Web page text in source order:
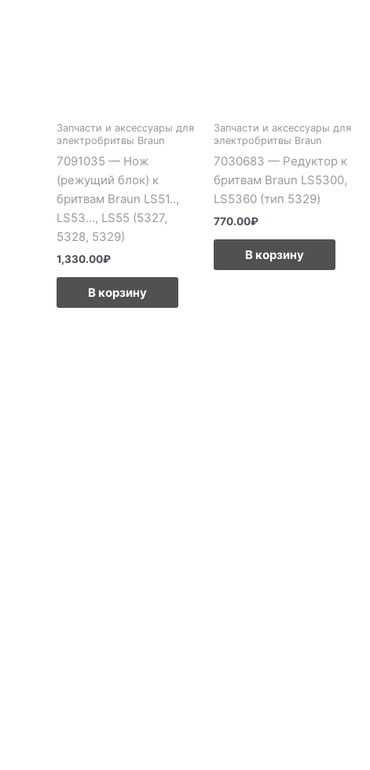
Запчасти и аксессуары для
электробритвы Braun
7091035 — Нож
(режущий блок) к
бритвам Braun LS51..,
LS53…, LS55 (5327,
5328, 5329)
1,330.00₽
В корзину
Запчасти и аксессуары для
электробритвы Braun
7030683 — Редуктор к
бритвам Braun LS5300,
LS5360 (тип 5329)
770.00₽
В корзину